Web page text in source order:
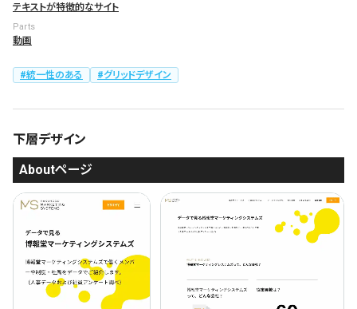
テキストが特徴的なサイト
Parts
動画
統一性のある グリッドデザイン
下層デザイン
Aboutページ